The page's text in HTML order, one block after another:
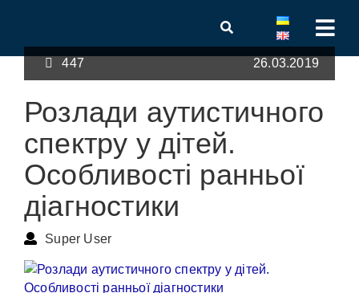
447 26.03.2019
Розлади аутистичного
спектру у дітей.
Особливості ранньої
діагностики
Super User